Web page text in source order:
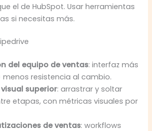
el de HubSpot. Usar herramientas
si necesitas más.
del equipo de ventas: interfaz más
menos resistencia al cambio.
superior: arrastrar y soltar
etapas, con métricas visuales por
de ventas: workflows